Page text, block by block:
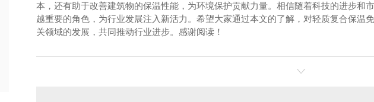
轻质复合保温免拆模板 金属复合保温装饰集成板定制 陕西**
本，还有助于改善建筑物的保温性能，为环境保护贡献力量。相信随着科技的进步和
越重要的角色，为行业发展注入新活力。希望大家通过本文的了解，对轻质复合保温
关领域的发展，共同推动行业进步。感谢阅读！